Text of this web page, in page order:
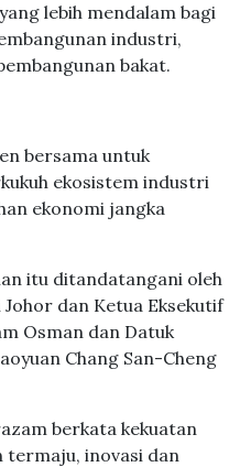
lebih mendalam bagi
industri,
bakat.
bersama untuk
ekosistem industri
ekonomi jangka
itu ditandatangani oleh
dan Ketua Eksekutif
Osman dan Datuk
Chang San-Cheng
berkata kekuatan
termaju, inovasi dan